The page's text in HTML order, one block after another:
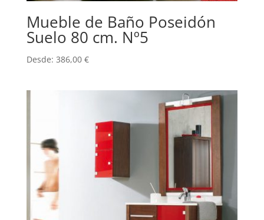
Mueble de Baño Poseidón
Suelo 80 cm. Nº5
Desde: 386,00 €